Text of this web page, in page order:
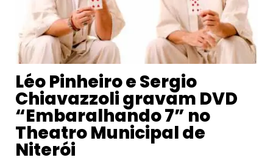
Léo Pinheiro e Sergio
Chiavazzoli gravam DVD
“Embaralhando 7” no
Theatro Municipal de
Niterói